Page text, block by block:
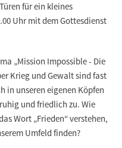
für ein kleines
Uhr mit dem Gottesdienst
„Mission Impossible - Die
Krieg und Gewalt sind fast
in unseren eigenen Köpfen
und friedlich zu. Wie
Wort „Frieden“ verstehen,
Umfeld finden?